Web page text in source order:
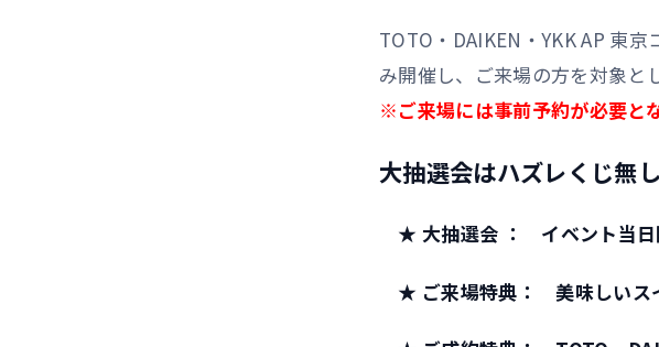
TOTO・DAIKEN・YKK AP 東
み開催し、ご来場の方を対象と
※ご来場には事前予約が必要と
大抽選会はハズレくじ無
★ 大抽選会 ： イベント当日
★ ご来場特典： 美味しいスイ